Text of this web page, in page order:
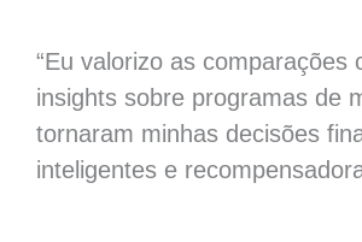
“Eu valorizo as comparações
insights sobre programas de
tornaram minhas decisões
inteligentes e